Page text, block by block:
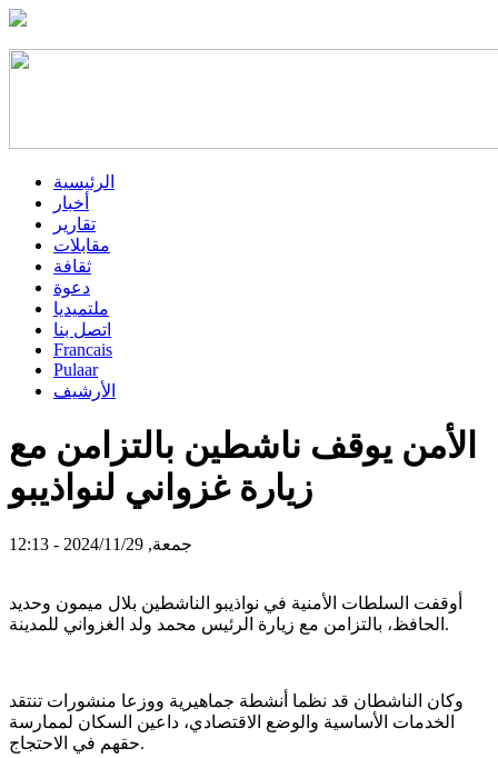
الرئيسية
أخبار
تقارير
مقابلات
ثقافة
دعوة
ملتميديا
اتصل بنا
Francais
Pulaar
الأرشيف
الأمن يوقف ناشطين بالتزامن مع
زيارة غزواني لنواذيبو
جمعة, 2024/11/29 - 12:13
أوقفت السلطات الأمنية في نواذيبو الناشطين بلال ميمون وحديد
الحافظ، بالتزامن مع زيارة الرئيس محمد ولد الغزواني للمدينة.
وكان الناشطان قد نظما أنشطة جماهيرية ووزعا منشورات تنتقد
الخدمات الأساسية والوضع الاقتصادي، داعين السكان لممارسة
حقهم في الاحتجاج.